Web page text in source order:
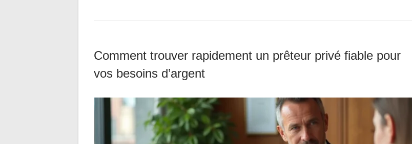
Comment trouver rapidement un prêteur privé fiable pour
vos besoins d’argent